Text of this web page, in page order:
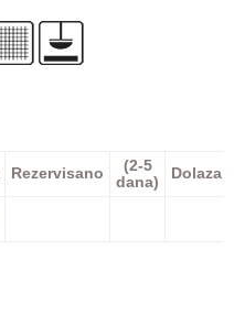
Rezervisano
(2-5
dana)
Dolazak